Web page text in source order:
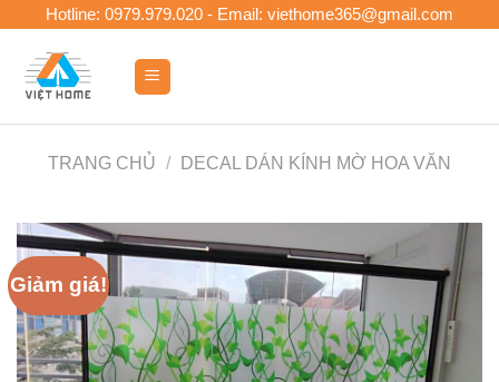
content
Hotline: 0979.979.020 - Email: viethome365@gmail.com
TRANG CHỦ / DECAL DÁN KÍNH MỜ HOA VĂN
Giảm giá!